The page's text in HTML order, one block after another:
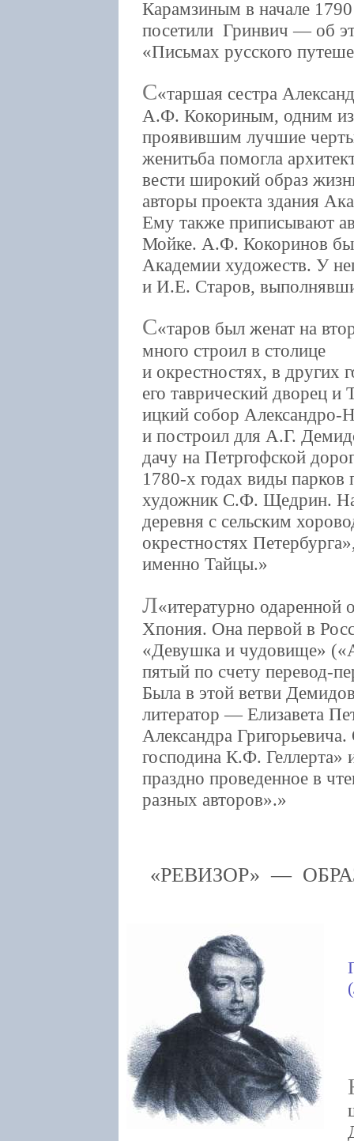
Карамзиным в начале
посетили Гринвич — об
«Письмах русского
С таршая сестра
А.Ф. Кокориным, одним из
проявившим лучшие черты
женитьба помогла
вести широкий образ
авторы проекта здания
Ему также приписывают
Мойке. А.Ф. Кокоринов
Академии художеств. У
и И.Е. Старов,
С таров был женат на
много строил в столице
и окрестностях, в других
его таврический дворец и
ицкий собор Александро-
и построил для А.Г.
дачу на Петргофской
1780-х годах виды парков
художник С.Ф. Щедрин. На
деревня с сельским
окрестностях
именно Тайцы.
Л итературно одаренной
Хпония. Она первой в
«Девушка и чудовище»
пятый по счету перевод-
Была в этой ветви
литератор — Елизавета
Александра
господина К.Ф. Геллерта»
праздно проведенное в
разных авторов».
«РЕВИЗОР» —